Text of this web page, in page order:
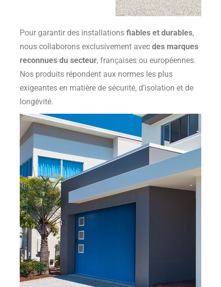
Pour garantir des installations fiables et durables,
nous collaborons exclusivement avec des marques
reconnues du secteur, françaises ou européennes.
Nos produits répondent aux normes les plus
exigeantes en matière de sécurité, d’isolation et de
longévité.